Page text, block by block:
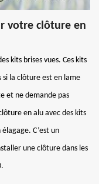
votre clôture en
kits brises vues. Ces kits
la clôture est en lame
et ne demande pas
en alu avec des kits
C’est un
une clôture dans les